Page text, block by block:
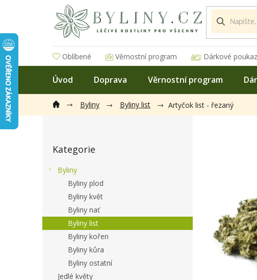
Oblíbené Věrnostní program Dárkové
Úvod Doprava Věrnostní program
Byliny Byliny list Artyčok list - řezaný
a
kategorie
Kategorie
Byliny
Byliny plod
Byliny květ
Byliny nať
Byliny list
Byliny kořen
Byliny kůra
Byliny ostatní
Jedlé květy